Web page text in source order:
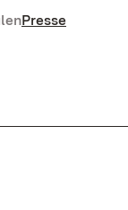
Presse